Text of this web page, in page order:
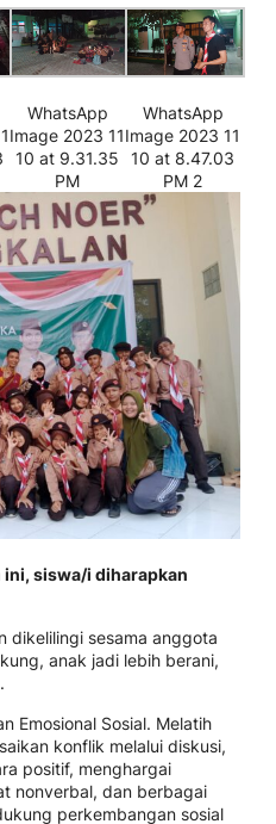
WhatsApp
Image 2023 11
10 at 9.31.35
PM
WhatsApp
Image 2023 11
10 at 8.47.03
PM 2
siswa/i diharapkan
dikelilingi sesama anggota
anak jadi lebih berani,
Emosional Sosial. Melatih
konflik melalui diskusi,
positif, menghargai
nonverbal, dan berbagai
perkembangan sosial